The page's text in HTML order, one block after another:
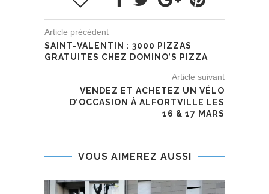
Article précédent
SAINT-VALENTIN : 3000 PIZZAS
GRATUITES CHEZ DOMINO’S PIZZA
Article suivant
VENDEZ ET ACHETEZ UN VÉLO
D’OCCASION À ALFORTVILLE LES
16 & 17 MARS
VOUS AIMEREZ AUSSI